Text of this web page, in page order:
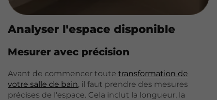
Analyser l'espace disponible
Mesurer avec précision
Avant de commencer toute transformation de
votre salle de bain, il faut prendre des mesures
précises de l'espace. Cela inclut la longueur, la